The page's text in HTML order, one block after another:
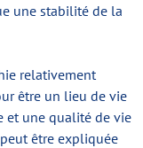
une stabilité de la
relativement
être un lieu de vie
et une qualité de vie
être expliquée